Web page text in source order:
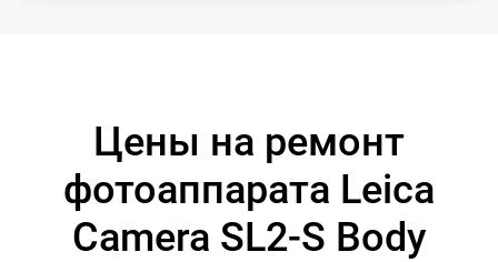
Цены на ремонт
фотоаппарата Leica
Camera SL2-S Body